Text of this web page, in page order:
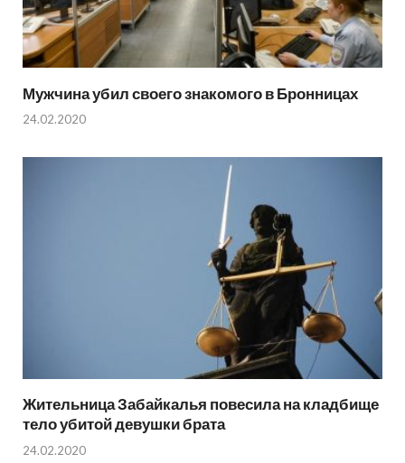
Мужчина убил своего знакомого в Бронницах
24.02.2020
Жительница Забайкалья повесила на кладбище
тело убитой девушки брата
24.02.2020